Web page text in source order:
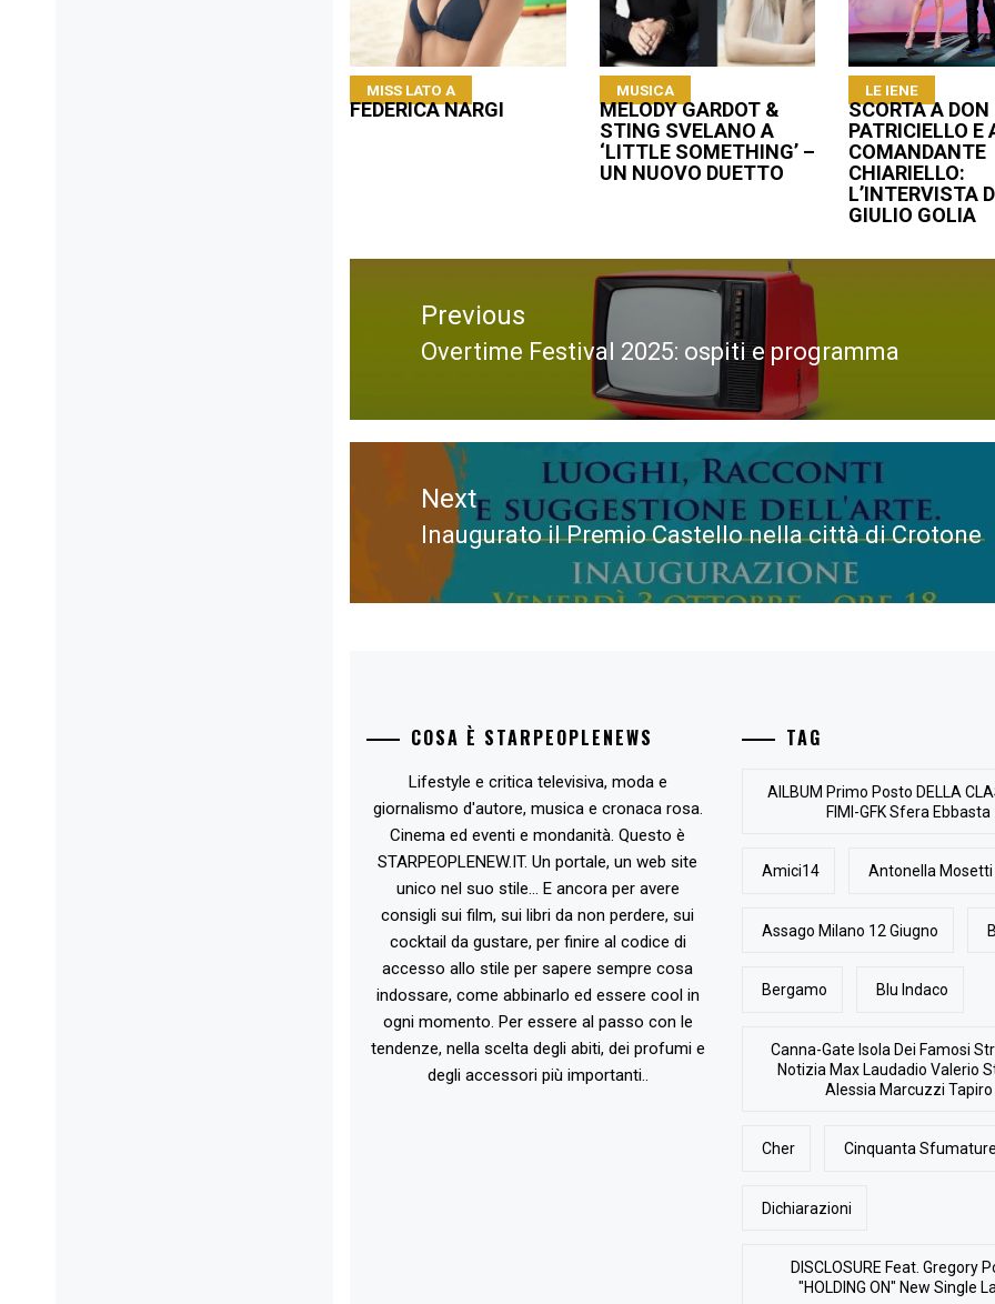
MISS LATO A
FEDERICA NARGI
MUSICA
MELODY GARDOT &
STING SVELANO A
‘LITTLE SOMETHING’ –
UN NUOVO DUETTO
LE IENE
SCORTA A DON
PATRICIELLO E
COMANDANTE
CHIARIELLO:
L’INTERVISTA
GIULIO GOLIA
Navigazione
articoliPrevious
Previous
Overtime Festival 2025: ospiti e programma
Next
Next
post:
Inaugurato il Premio Castello nella città di Crotone
COSA È STARPEOPLENEWS
Lifestyle e critica televisiva, moda e
giornalismo d'autore, musica e cronaca rosa.
Cinema ed eventi e mondanità. Questo è
STARPEOPLENEW.IT. Un portale, un web site
unico nel suo stile... E ancora per avere
consigli sui film, sui libri da non perdere, sui
cocktail da gustare, per finire al codice di
accesso allo stile per sapere sempre cosa
indossare, come abbinarlo ed essere cool in
ogni momento. Per essere al passo con le
tendenze, nella scelta degli abiti, dei profumi e
degli accessori più importanti..
TAG
AlLBUM Primo Posto DELLA
FIMI-GFK Sfera Ebbasta
Amici14 Antonella Mosetti
Assago Milano 12 Giugno
Bergamo Blu Indaco
Canna-Gate Isola Dei Famosi
Notizia Max Laudadio Valerio
Alessia Marcuzzi Tapiro
Cher Cinquanta
Dichiarazioni
DISCLOSURE Feat. Gregory
"HOLDING ON" New Single